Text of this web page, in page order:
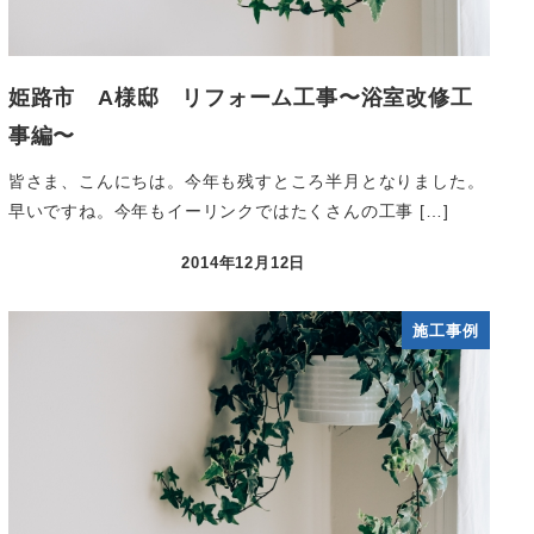
姫路市 A様邸 リフォーム工事〜浴室改修工
事編〜
皆さま、こんにちは。今年も残すところ半月となりました。
早いですね。今年もイーリンクではたくさんの工事 […]
2014年12月12日
施工事例